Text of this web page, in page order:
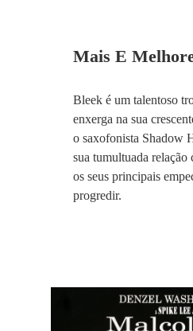
Mais E
Bleek é um talentoso
enxerga na sua
o saxofonista Shadow
sua tumultuada relação
os seus principais
progredir.